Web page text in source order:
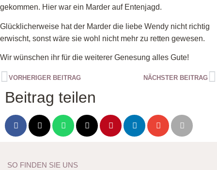
gekommen. Hier war ein Marder auf Entenjagd.
Glücklicherweise hat der Marder die liebe Wendy nicht richtig
erwischt, sonst wäre sie wohl nicht mehr zu retten gewesen.
Wir wünschen ihr für die weiterer Genesung alles Gute!
VORHERIGER BEITRAG NÄCHSTER BEITRAG
Beitrag teilen
SO FINDEN SIE UNS